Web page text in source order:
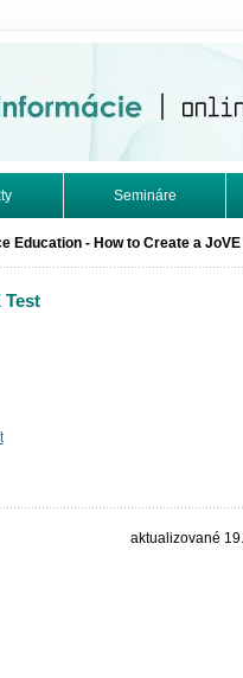
Semináre
Education - How to Create a JoVE
Test
aktualizované